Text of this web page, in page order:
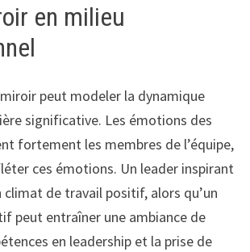
en milieu
peut modeler la dynamique
significative. Les émotions des
fortement les membres de l’équipe,
ces émotions. Un leader inspirant
de travail positif, alors qu’un
peut entraîner une ambiance de
en leadership et la prise de